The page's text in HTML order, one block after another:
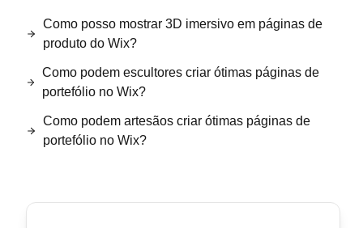
Como posso mostrar 3D imersivo em páginas de
produto do Wix?
Como podem escultores criar ótimas páginas de
portefólio no Wix?
Como podem artesãos criar ótimas páginas de
portefólio no Wix?